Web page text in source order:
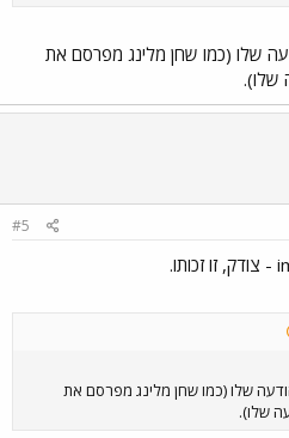
שלו (כמו שחן מלינג מפרסם את
שלו).
#5
שלו (כמו שחן מלינג מפרסם את
שלו).